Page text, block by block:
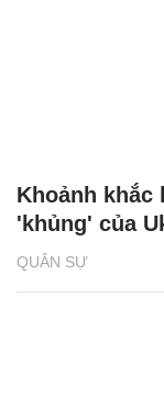
QUÂN SỰ
Khoảnh khắc
'khủng' của